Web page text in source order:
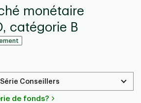
monétaire
catégorie B
Conseillers
de fonds?